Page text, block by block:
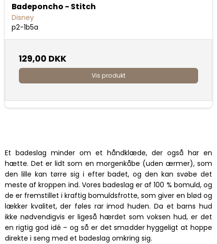
Badeponcho - Stitch
Disney
p2-1b5a
129,00 DKK
Vis produkt
Et badeslag minder om et håndklæde, der også har en
hætte. Det er lidt som en morgenkåbe (uden ærmer), som
den lille kan tørre sig i efter badet, og den kan svøbe det
meste af kroppen ind. Vores badeslag er af 100 % bomuld, og
de er fremstillet i kraftig bomuldsfrotte, som giver en blød og
lækker kvalitet, der føles rar imod huden. Da et barns hud
ikke nødvendigvis er ligeså hærdet som voksen hud, er det
en rigtig god idé – og så er det smadder hyggeligt at hoppe
direkte i seng med et badeslag omkring sig.